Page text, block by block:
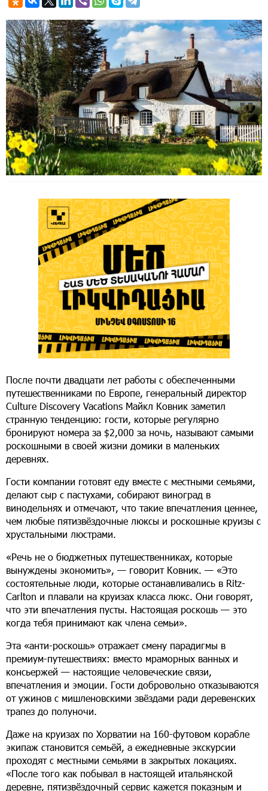
После почти двадцати лет работы с обеспеченными
путешественниками по Европе, генеральный директор
Culture Discovery Vacations Майкл Ковник заметил
странную тенденцию: гости, которые регулярно
бронируют номера за $2,000 за ночь, называют самыми
роскошными в своей жизни домики в маленьких
деревнях.
Гости компании готовят еду вместе с местными семьями,
делают сыр с пастухами, собирают виноград в
винодельнях и отмечают, что такие впечатления ценнее,
чем любые пятизвёздочные люксы и роскошные круизы с
хрустальными люстрами.
«Речь не о бюджетных путешественниках, которые
вынуждены экономить», — говорит Ковник. — «Это
состоятельные люди, которые останавливались в Ritz-
Carlton и плавали на круизах класса люкс. Они говорят,
что эти впечатления пусты. Настоящая роскошь — это
когда тебя принимают как члена семьи».
Эта «анти-роскошь» отражает смену парадигмы в
премиум-путешествиях: вместо мраморных ванных и
консьержей — настоящие человеческие связи,
впечатления и эмоции. Гости добровольно отказываются
от ужинов с мишленовскими звёздами ради деревенских
трапез до полуночи.
Даже на круизах по Хорватии на 160-футовом корабле
экипаж становится семьёй, а ежедневные экскурсии
проходят с местными семьями в закрытых локациях.
«После того как побывал в настоящей итальянской
деревне, пятизвёздочный сервис кажется показным и